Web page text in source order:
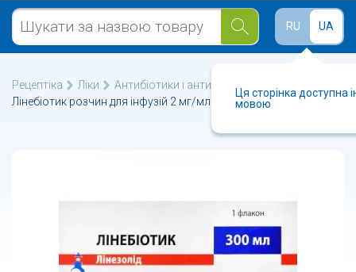
RU UA
Ця сторінка доступна
мовою
Рецептіка Ліки
Антибіотики і антибактеріальні
Лінебіотик розчин для інфузій 2 мг/мл флакон 300 мл